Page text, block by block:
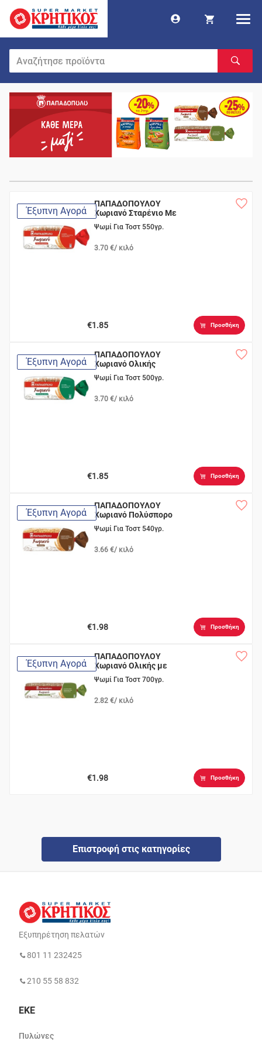
Έξυπνη Αγορά
ΠΑΠΑΔΟΠΟΥΛΟΥ
Χωριανό Σταρένιο Με
6 Δημ/κά
Ψωμί Για Τοστ 550γρ.
3.70 €/ κιλό
€1.85 Προσθήκη
Έξυπνη Αγορά
ΠΑΠΑΔΟΠΟΥΛΟΥ
Χωριανό Ολικής
Άλεσης Σίκαλης
Ψωμί Για Τοστ 500γρ.
3.70 €/ κιλό
€1.85 Προσθήκη
Έξυπνη Αγορά
ΠΑΠΑΔΟΠΟΥΛΟΥ
Χωριανό Πολύσπορο
Ψωμί Για Τοστ 540γρ.
3.66 €/ κιλό
€1.98 Προσθήκη
Έξυπνη Αγορά
ΠΑΠΑΔΟΠΟΥΛΟΥ
Χωριανό Ολικής με
Dinkel
Ψωμί Για Τοστ 700γρ.
2.82 €/ κιλό
€1.98 Προσθήκη
Επιστροφή στις κατηγορίες
Εξυπηρέτηση πελατών
801 11 232425
210 55 58 832
ΕΚΕ
Πυλώνες